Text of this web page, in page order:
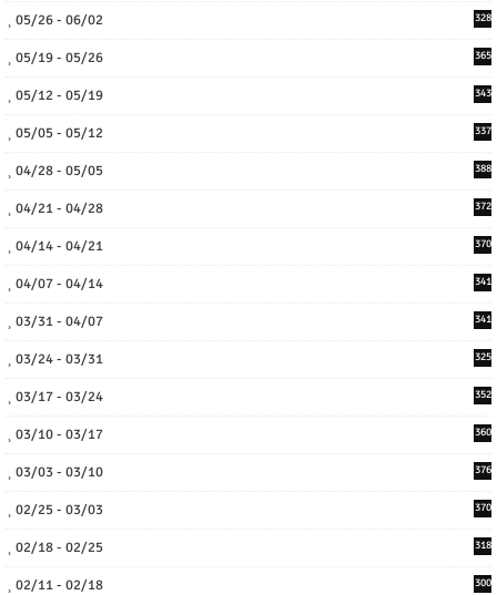
05/26 - 06/02 328
05/19 - 05/26 365
05/12 - 05/19 343
05/05 - 05/12 337
04/28 - 05/05 388
04/21 - 04/28 372
04/14 - 04/21 370
04/07 - 04/14 341
03/31 - 04/07 341
03/24 - 03/31 325
03/17 - 03/24 352
03/10 - 03/17 360
03/03 - 03/10 376
02/25 - 03/03 370
02/18 - 02/25 318
02/11 - 02/18 300